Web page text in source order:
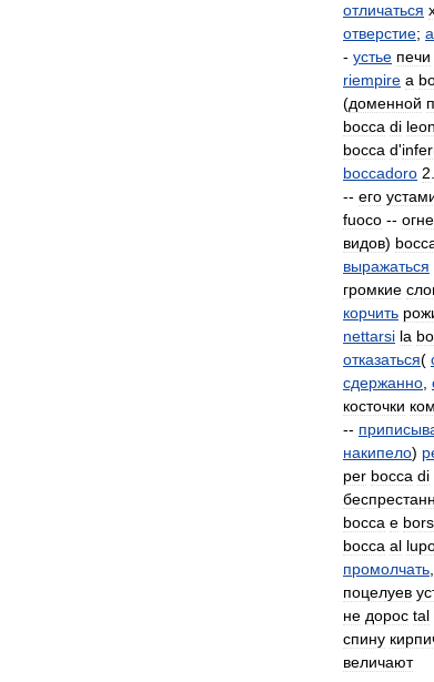
отличаться
отверстие;
- устье печи
riempire a
(доменной
bocca di
bocca d'
boccadoro 2
-- его
fuoco --
видов)
выражаться
громкие
корчить
nettarsi la
отказаться(
сдержанно
косточки
--
накипело)
per bocca di
bocca e
bocca al
промолчать
поцелуев
не дорос tal
спину
величают